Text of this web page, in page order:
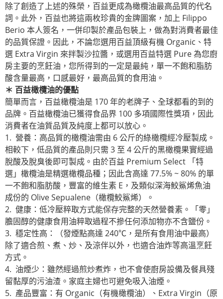
除了創造了上述的殊榮，百益更成為橄欖油最高品質的代名
詞。此外，百益也將這兩枚珍貴的金牌圖案，加上 Filippo
Berio 本人簽名，一併印製於產品包裝上，做為對消費者最佳
的品質保證。因此，不論您選用百益頂級有機 Organic、特
選 Extra Virgin 來拌製沙拉醬，或選用百益特選 Pure 為您廚
房主要的烹飪油，您所得到的一定是最純，單一不飽和脂肪
酸含量最高，口感最好，最高品質的食用油。
＊ 百益橄欖油的優點
簡單而言，百益橄欖油是 170 年的老牌子、全球都看的到的
品牌。百益橄欖油已獲得食品界 100 多項國際性獎項，因此
消費者在油質品質及純度上都可以放心。
1. 營養：高品質的橄欖油需由 6 公斤的綠橄欖經冷壓製成。
相較下，低品質的產品則只需 3 至 4 公斤的黑橄欖果實經過
脫酸及脫臭後即可製成。由於百益 Premium Select 「特
選」橄欖油是精選橄欖品種；因此含高達 77.5% ~ 80% 的單
一不飽和脂肪酸，豐富的維生素 E，及類似深海鮫鯊烯魚油
成份的 Olive Sepualene（橄欖鮫鯊烯）。
2. 健康：低冷壓粹取方式能保存完整的天然營養素。「零」
膽固醇的健康食用油粹取過程不摻任何添加物亦不含鹽份。
3. 穩定性高：（發煙點高達 240℃，是所有食用油中最高）
除了適合煎、煮、炒、及涼伴以外，也適合油炸等高溫烹飪
方式。
4. 油煙少：雖然經過煎炒煮炸，也不會使廚房設備及餐具殘
留黏厚的污油渣。家庭主婦也可避免吸入油煙。
5. 產品豐富：有 Organic（有機橄欖油）、Extra Virgin（原